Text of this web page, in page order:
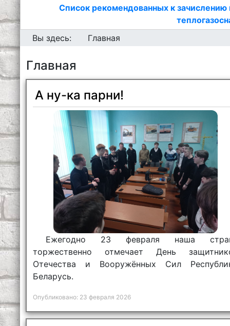
Список рекомендованных к
Вы здесь:
Главная
Главная
А ну-ка парни!
Ежегодно 23 февраля наша
торжественно отмечает День
Отечества и Вооружённых Сил
Беларусь.
Опубликовано: 23 февраля 2026